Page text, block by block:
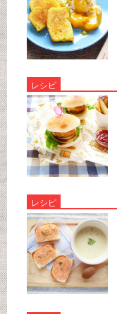
レシピ
レシピ